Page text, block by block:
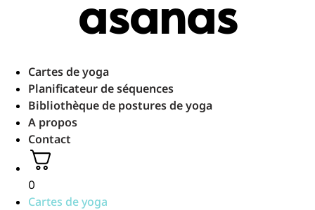
asanas
Cartes de yoga
Planificateur de séquences
Bibliothèque de postures de yoga
A propos
Contact
0
Cartes de yoga